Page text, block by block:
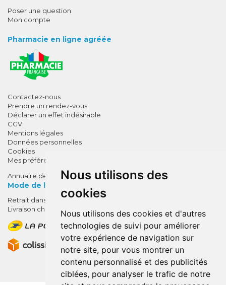
Nous utilisons des
cookies
Nous utilisons des cookies et d'autres
technologies de suivi pour améliorer
votre expérience de navigation sur
notre site, pour vous montrer un
contenu personnalisé et des publicités
ciblées, pour analyser le trafic de notre
Poser une question
Mon compte
Pharmacie en ligne agréée
Contactez-nous
Prendre un rendez-vous
Déclarer un effet indésirable
CGV
Mentions légales
Données personnelles
Cookies
Mes préférences Cookies
Annuaire des pharmacies
Mode de livraison
Retrait dans la pharmacie
Livraison chez vous
SUR VOTRE 1ÈRE COMMANDE*
AVEC LE CODE
BIENVENUE10
* sans minimum d'achat , hors
médicaments et produits en offre,